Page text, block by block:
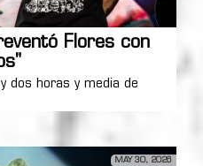
Flores con
dos horas y media de
MAY 30, 2026